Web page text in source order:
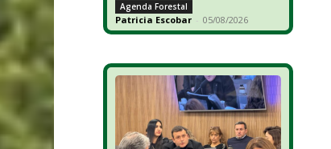
Agenda Forestal
Patricia Escobar - 05/08/2026